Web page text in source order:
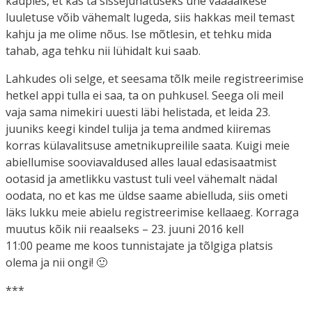
luuletuse võib vähemalt lugeda, siis hakkas meil temast
kahju ja me olime nõus. Ise mõtlesin, et tehku mida
tahab, aga tehku nii lühidalt kui saab.
Lahkudes oli selge, et seesama tõlk meile registreerimise
hetkel appi tulla ei saa, ta on puhkusel. Seega oli meil
vaja sama nimekiri uuesti läbi helistada, et leida 23.
juuniks keegi kindel tulija ja tema andmed kiiremas
korras külavalitsuse ametnikupreilile saata. Kuigi meie
abiellumise sooviavaldused alles laual edasisaatmist
ootasid ja ametlikku vastust tuli veel vähemalt nädal
oodata, no et kas me üldse saame abielluda, siis ometi
läks lukku meie abielu registreerimise kellaaeg. Korraga
muutus kõik nii reaalseks – 23. juuni 2016 kell
11:00 peame me koos tunnistajate ja tõlgiga platsis
olema ja nii ongi! 🙂
***